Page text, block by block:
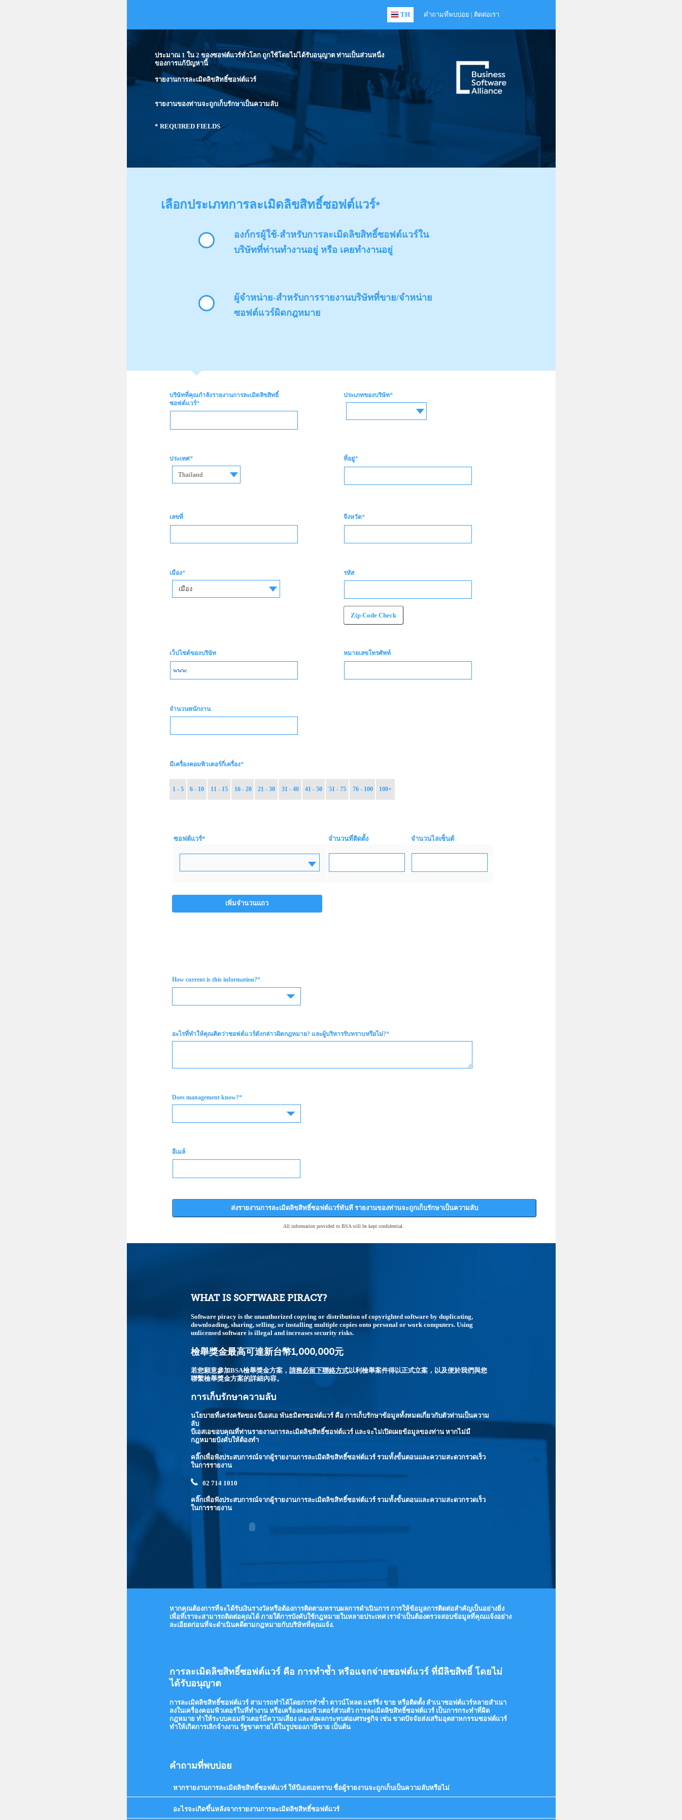
TH คำถามที่พบบ่อย | ติดต่อเรา
ประมาณ 1 ใน 2 ของซอฟต์แวร์ทั่วโลก ถูกใช้โดยไม่ได้รับอนุญาต ท่านเป็นส่วนหนี่ง
ของการแก้ปัญหานี้
รายงานการละเมิดลิขสิทธิ์ซอฟต์แวร์
รายงานของท่านจะถูกเก็บรักษาเป็นความลับ
* REQUIRED FIELDS
เลือกประเภทการละเมิดลิขสิทธิ์ซอฟต์แวร์*
องก์กรผู้ใช้-สำหรับการละเมิดลิขสิทธิ์ซอฟต์แวร์ใน
บริษัทที่ท่านทำงานอยู่ หรือ เคยทำงานอยู่
ผู้จำหน่าย-สำหรับการรายงานบริษัทที่ขาย/จำหน่าย
ซอฟต์แวร์ผิดกฎหมาย
บริษัทที่คุณกำลังรายงานการละเมิดลิขสิทธิ์
ซอฟต์แวร์*
ประเภทของบริษัท*
ประเทศ*
Thailand
ที่อยู่*
เลขที่ จีงหวัด*
เมือง*
เมือง
รหัส
Zip Code Check
เว็ปไซต์ของบริษัท หมายเลขโทรศัพท์
จำนวนพนักงาน
มีเครื่องคอมพิวเตอร์กี่เครื่อง*
1 - 5 6 - 10 11 - 15 16 - 20 21 - 30 31 - 40 41 - 50 51 - 75 76 - 100 100+
ซอฟต์แวร์* จำนวนที่ติดตั้ง จำนวนไลเซ็นต์
เพิ่มจำนวนแถว
How current is this information?*
อะไรที่ทำให้คุณคิดว่าซอฟต์แวร์ดังกล่าวผิดกฎหมาย? และผู้บริหารรับทราบหรือไม่?*
Does management know?*
อีเมล์
ส่งรายงานการละเมิดลิขสิทธิ์ซอฟต์แวร์ทันที รายงานของท่านจะถูกเก็บรักษาเป็นความลับ
All information provided to BSA will be kept confidential.
WHAT IS SOFTWARE PIRACY?
Software piracy is the unauthorized copying or distribution of copyrighted software by duplicating,
downloading, sharing, selling, or installing multiple copies onto personal or work computers. Using
unlicensed software is illegal and increases security risks.
檢舉獎金最高可達新台幣1,000,000元
若您願意參加BSA檢舉獎金方案，請務必留下聯絡方式以利檢舉案件得以正式立案，以及便於我們與您
聯繫檢舉獎金方案的詳細內容。
การเก็บรักษาความลับ
นโยบายที่เคร่งครัดของ บีเอสเอ พันธมิตรซอฟต์แวร์ คือ การเก็บรักษาข้อมูลทั้งหมดเกี่ยวกับตัวท่านเป็นความ
ลับ
บีเอสเอขอบคุณที่ท่านรายงานการละเมิดลิขสิทธิ์ซอฟต์แวร์ และจะไม่เปิดเผยข้อมูลของท่าน หากไม่มี
กฎหมายบังคับให้ต้องทำ
คลิ๊กเพื่อฟังประสบการณ์จากผู้รายงานการละเมิดลิขสิทธิ์ซอฟต์แวร์ รวมทั้งขั้นตอนและความสะดวกรวดเร็ว
ในการรายงาน
02 714 1010
คลิ๊กเพื่อฟังประสบการณ์จากผู้รายงานการละเมิดลิขสิทธิ์ซอฟต์แวร์ รวมทั้งขั้นตอนและความสะดวกรวดเร็ว
ในการรายงาน
หากคุณต้องการที่จะได้รับเงินรางวัลหรือต้องการติดตามทราบผลการดำเนินการ การให้ข้อมูลการติดต่อสำคัญเป็นอย่างยิ่ง
เพื่อที่เราจะสามารถติดต่อคุณได้ ภายใต้การบังคับใช้กฎหมายในหลายประเทศ เราจำเป็นต้องตรวจสอบข้อมูลที่คุณแจ้งอย่าง
ละเอียดก่อนที่จะดำเนินคดีตามกฎหมายกับบริษัทที่คุณแจ้ง.
การละเมิดลิขสิทธิ์ซอฟต์แวร์ คือ การทำซ้ำ หรือแจกจ่ายซอฟต์แวร์ ที่มีลิขสิทธิ์ โดยไม่
ได้รับอนุญาต
การละเมิดลิขสิทธิ์ซอฟต์แวร์ สามารถทำได้โดยการทำซ้ำ ดาวน์โหลด แชร์ริ่ง ขาย หรือติดตั้ง สำเนาซอฟต์แวร์หลายสำเนา
ลงในเครื่องคอมพิวเตอร์ในที่ทำงาน หรือเครื่องคอมพิวเตอร์ส่วนตัว การละเมิดลิขสิทธิ์ซอฟต์แวร์ เป็นการกระทำที่ผิด
กฎหมาย ทำให้ระบบคอมพิวเตอร์มีความเสี่ยง และส่งผลกระทบต่อเศรษฐกิจ เช่น ขาดปัจจัยส่งเสริมอุตสาหกรรมซอฟต์แวร์
ทำให้เกิดการเลิกจ้างงาน รัฐขาดรายได้ในรูปของภาษีขาย เป็นต้น
คำถามที่พบบ่อย
หากรายงานการละเมิดลิขสิทธิ์ซอฟต์แวร์ ให้บีเอสเอทราบ ชื่อผู้รายงานจะถูกเก็บเป็นความลับหรือไม่click
to
อะไรจะเกิดขึ้นหลังจากรายงานการละเมิดลิขสิทธิ์ซอฟต์แวร์click
to